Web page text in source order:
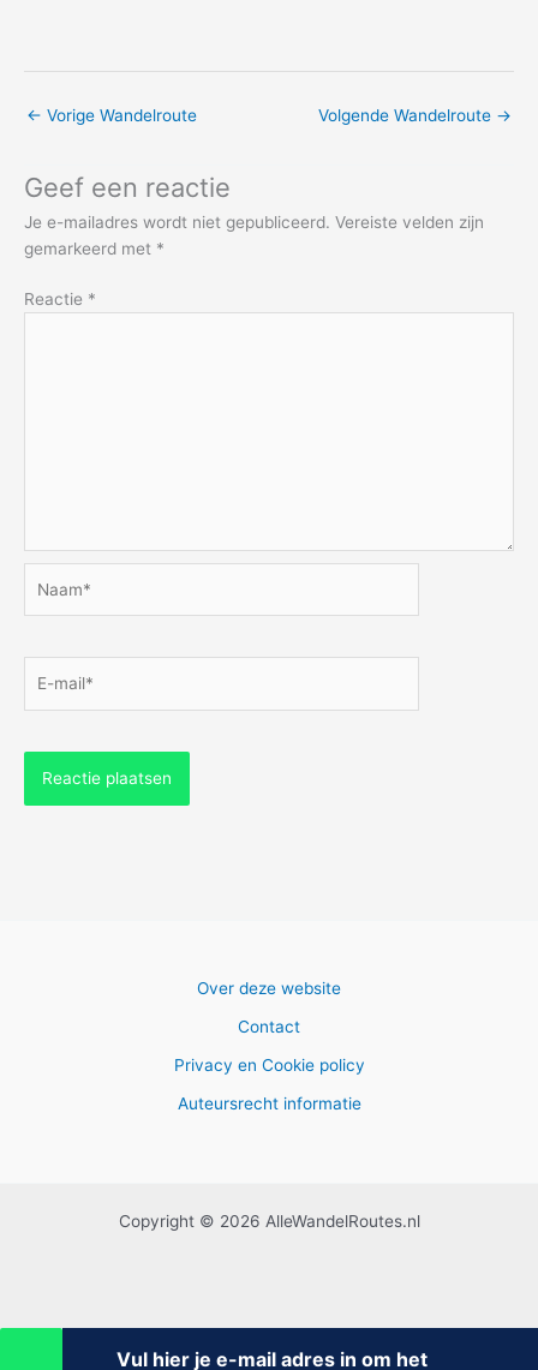
← Vorige Wandelroute Volgende Wandelroute →
Geef een reactie
Je e-mailadres wordt niet gepubliceerd. Vereiste velden zijn
gemarkeerd met *
Reactie *
mail*
Over deze website
Contact
Privacy en Cookie policy
Auteursrecht informatie
Copyright © 2026 AlleWandelRoutes.nl
Vul hier je e-mail adres in om het